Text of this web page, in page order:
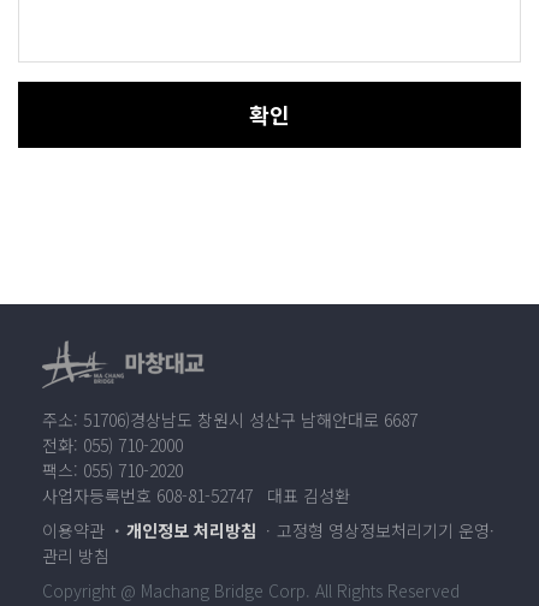
확인
주소: 51706)경상남도 창원시 성산구 남해안대로 6687
전화: 055) 710-2000
팩스: 055) 710-2020
사업자등록번호 608-81-52747 대표 김성환
이용약관
개인정보 처리방침
고정형 영상정보처리기기 운영·
관리 방침
Copyright @ Machang Bridge Corp. All Rights Reserved